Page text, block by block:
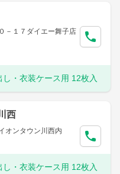
－１７ダイエー舞子店
・衣装ケース用 12枚入
西
オンタウン川西内
・衣装ケース用 12枚入